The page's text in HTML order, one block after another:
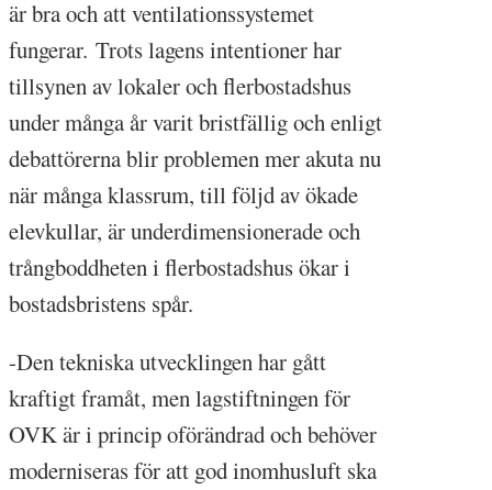
är bra och att ventilationssystemet
fungerar. Trots lagens intentioner har
tillsynen av lokaler och flerbostadshus
under många år varit bristfällig och enligt
debattörerna blir problemen mer akuta nu
när många klassrum, till följd av ökade
elevkullar, är underdimensionerade och
trångboddheten i flerbostadshus ökar i
bostadsbristens spår.
-Den tekniska utvecklingen har gått
kraftigt framåt, men lagstiftningen för
OVK är i princip oförändrad och behöver
moderniseras för att god inomhusluft ska